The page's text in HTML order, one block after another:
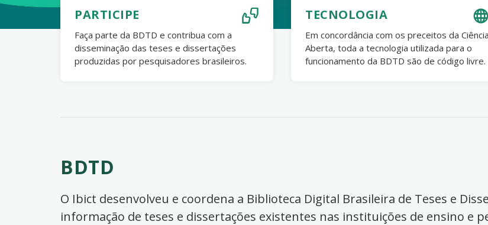
PARTICIPE
Faça parte da BDTD e contribua com a
disseminação das teses e dissertações
produzidas por pesquisadores brasileiros.
TECNOLOGIA
Em concordância com os preceitos da Ciência
Aberta, toda a tecnologia utilizada para o
funcionamento da BDTD são de código livre.
BDTD
O Ibict desenvolveu e coordena a Biblioteca Digital Brasileira de Teses e
informação de teses e dissertações existentes nas instituições de ensino e